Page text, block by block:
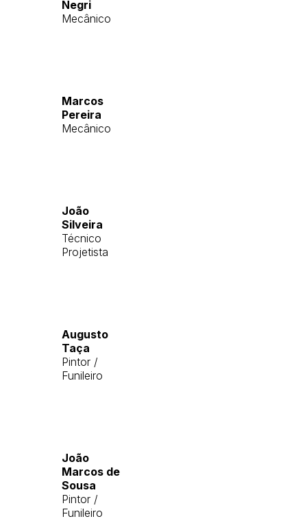
Negri
Mecânico
Marcos
Pereira
Mecânico
João
Silveira
Técnico
Projetista
Augusto
Taça
Pintor /
Funileiro
João
Marcos de
Sousa
Pintor /
Funileiro